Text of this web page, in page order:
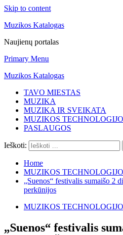
Skip to content
Muzikos Katalogas
Naujienų portalas
Primary Menu
Muzikos Katalogas
TAVO MIESTAS
MUZIKA
MUZIKA IR SVEIKATA
MUZIKOS
PASLAUGOS
Ieškoti:
Home
MUZIKOS
„Suenos“ festivalis sumaišo 2
perkūnijos
MUZIKOS
„Suenos“ festivalis